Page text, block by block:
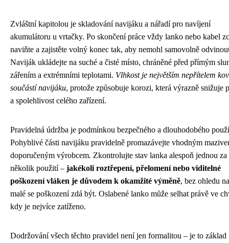
Zvláštní kapitolou je skladování navijáku a nářadí pro navíjení
akumulátoru u vrtačky. Po skončení práce vždy lanko nebo kabel
naviňte a zajistěte volný konec tak, aby nemohl samovolně
Naviják ukládejte na suché a čisté místo, chráněné před přímým
zářením a extrémními teplotami. Vlhkost je největším nepřítelem
součástí navijáku, protože způsobuje korozi, která výrazně snižuje
a spolehlivost celého zařízení.
Pravidelná údržba je podmínkou bezpečného a dlouhodobého
Pohyblivé části navijáku pravidelně promazávejte vhodným
doporučeným výrobcem. Zkontrolujte stav lanka alespoň jednou za
několik použití – jakékoli roztřepení, přelomení nebo viditelné
poškození vláken je důvodem k okamžité výměně, bez ohledu
malé se poškození zdá být. Oslabené lanko může selhat právě ve
kdy je nejvíce zatíženo.
Dodržování všech těchto pravidel není jen formalitou – je to základ